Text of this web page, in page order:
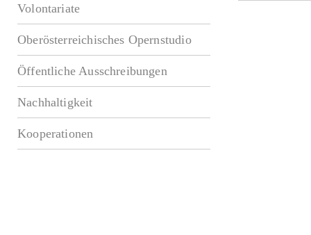
Volontariate
Oberösterreichisches Opernstudio
Öffentliche Ausschreibungen
Nachhaltigkeit
Kooperationen